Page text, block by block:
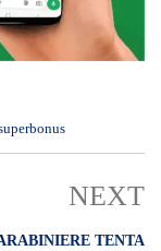
NEXT
TENTA